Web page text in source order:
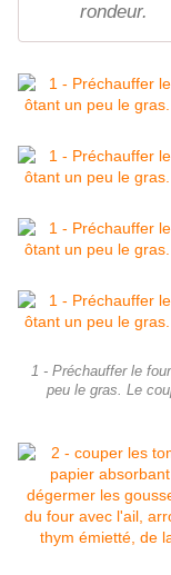
rondeur.
1 - Préchauffer le
peu le gras. Le